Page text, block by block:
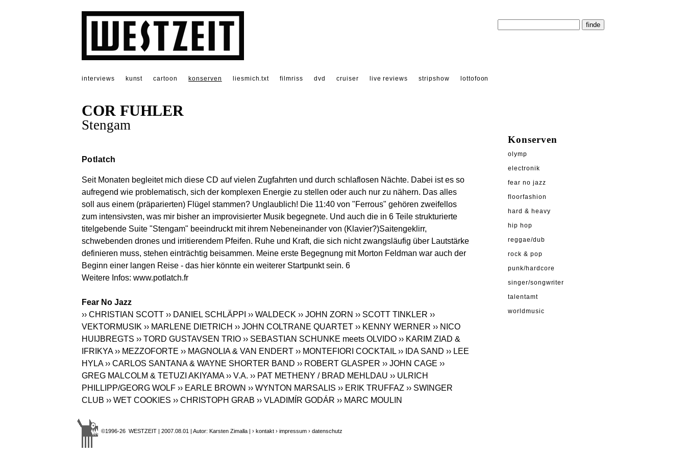
interviews kunst cartoon konserven liesmich.txt filmriss dvd cruiser live reviews stripshow lottofoon
COR FUHLER
Stengam
Potlatch
Seit Monaten begleitet mich diese CD auf vielen Zugfahrten und durch schlaflosen Nächte. Dabei ist es so
aufregend wie problematisch, sich der komplexen Energie zu stellen oder auch nur zu nähern. Das alles
soll aus einem (präparierten) Flügel stammen? Unglaublich! Die 11:40 von "Ferrous" gehören zweifellos
zum intensivsten, was mir bisher an improvisierter Musik begegnete. Und auch die in 6 Teile strukturierte
titelgebende Suite "Stengam" beeindruckt mit ihrem Nebeneinander von (Klavier?)Saitengeklirr,
schwebenden drones und irritierendem Pfeifen. Ruhe und Kraft, die sich nicht zwangsläufig über Lautstärke
definieren muss, stehen einträchtig beisammen. Meine erste Begegnung mit Morton Feldman war auch der
Beginn einer langen Reise - das hier könnte ein weiterer Startpunkt sein. 6
Weitere Infos: www.potlatch.fr
Fear No Jazz
›› CHRISTIAN SCOTT ›› DANIEL SCHLÄPPI ›› WALDECK ›› JOHN ZORN ›› SCOTT TINKLER ››
VEKTORMUSIK ›› MARLENE DIETRICH ›› JOHN COLTRANE QUARTET ›› KENNY WERNER ›› NICO
HUIJBREGTS ›› TORD GUSTAVSEN TRIO ›› SEBASTIAN SCHUNKE meets OLVIDO ›› KARIM ZIAD &
IFRIKYA ›› MEZZOFORTE ›› MAGNOLIA & VAN ENDERT ›› MONTEFIORI COCKTAIL ›› IDA SAND ›› LEE
HYLA ›› CARLOS SANTANA & WAYNE SHORTER BAND ›› ROBERT GLASPER ›› JOHN CAGE ››
GREG MALCOLM & TETUZI AKIYAMA ›› V.A. ›› PAT METHENY / BRAD MEHLDAU ›› ULRICH
PHILLIPP/GEORG WOLF ›› EARLE BROWN ›› WYNTON MARSALIS ›› ERIK TRUFFAZ ›› SWINGER
CLUB ›› WET COOKIES ›› CHRISTOPH GRAB ›› VLADIMÍR GODÁR ›› MARC MOULIN
©1996-26 WESTZEIT | 2007.08.01 | Autor: Karsten Zimalla | › kontakt › impressum › datenschutz
Konserven
olymp
electronik
fear no jazz
floorfashion
hard & heavy
hip hop
reggae/dub
rock & pop
punk/hardcore
singer/songwriter
talentamt
worldmusic